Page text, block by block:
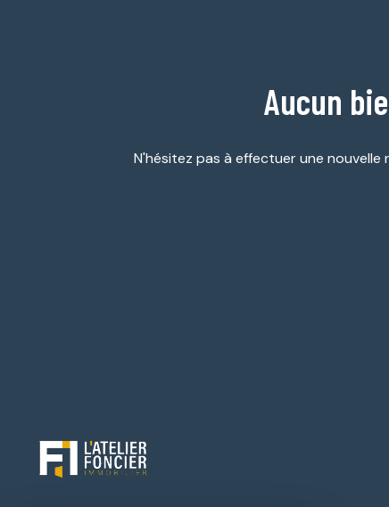
Aucun
N'hésitez pas à effectuer une